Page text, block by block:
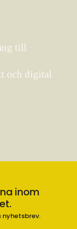
till
och digital
inom
nyhetsbrev.